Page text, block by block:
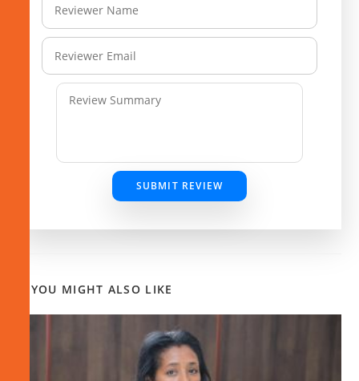
SUBMIT REVIEW
YOU MIGHT ALSO LIKE